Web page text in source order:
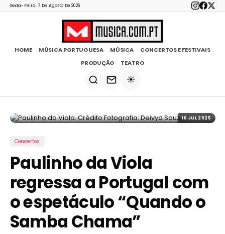
Sexta-Feira, 7 De Agosto De 2026
HOME MÚSICA PORTUGUESA MÚSICA
CONCERTOS E FESTIVAIS
PRODUÇÃO
TEATRO
☀️
16 JUL 2025
Concertos
Paulinho da Viola
regressa a Portugal com
o espetáculo “Quando o
Samba Chama”